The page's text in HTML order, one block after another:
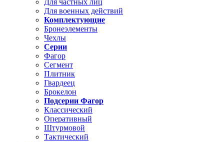
Для частных лиц
Для военных действий
Комплектующие
Бронеэлементы
Чехлы
Серии
Фагор
Сегмент
Плитник
Гвардеец
Брокелон
Подсерии Фагор
Классический
Оперативный
Штурмовой
Тактический